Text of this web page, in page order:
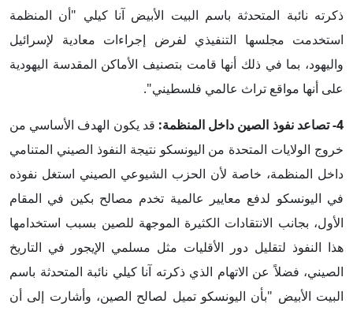
ذكرته نائبة المتحدثة باسم البيت الأبيض آنا كيلي "أن المنظمة
استخدمت مجلسها التنفيذي لفرض إجراءات معادية لإسرائيل
واليهود، بما في ذلك أنها قامت بتصنيف الأماكن المقدسة اليهودية
على أنها مواقع تراث عالمي فلسطيني".
4- تصاعد نفوذ الصين داخل المنظمة:
قد يكون الهدف الأساسي من
خروج الولايات المتحدة من اليونسكو نتيجة النفوذ الصيني المتنامي
داخل المنظمة، خاصة لأن الحزب الشيوعي الصيني استغل نفوذه
في اليونسكو لدفع معايير عالمية تخدم مصالح بكين في المقام
الأول، بجانب الانتقادات الكثيرة الموجهة للصين بسبب استخدامها
هذا النفوذ لتقليل دور الأقليات مثل مسلمي الإيجور في التاريخ
الصيني، فضلاً عن الاتهام الذي ذكرته آنا كيلي نائبة المتحدثة باسم
البيت الأبيض "بأن اليونسكو تميل لصالح الصين، وأشارت إلى أن